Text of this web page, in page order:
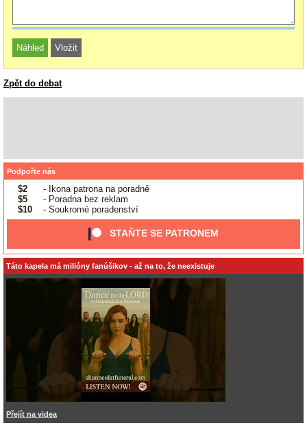
Zpět do debat
Podpořte nás
$2
- Ikona patrona na poradně
$5
- Poradna bez reklam
$10
- Soukromé poradenství
STAŇTE SE PATRONEM
Táto kapela má milióny fanúšikov - až na to, že neexistuje
Přejít na videa